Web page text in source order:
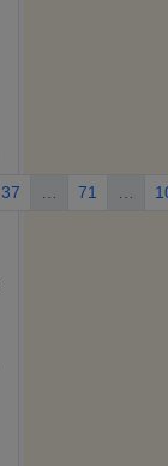
37 71